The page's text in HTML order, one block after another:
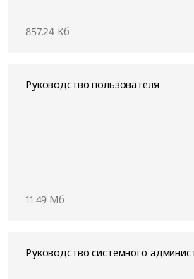
857.24 Кб
Руководство пользователя
11.49 Мб
Руководство системного